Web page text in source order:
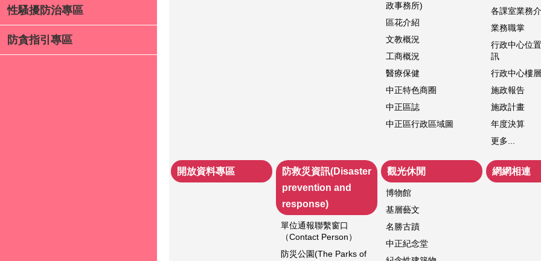
性騷擾防治專區
防貪指引專區
政事務所)
區花介紹
文教概況
工商概況
醫療保健
中正特色商圈
中正區誌
中正區行政區域圖
各課室業務
業務職掌
行政中心位
訊
行政中心樓
施政報告
施政計畫
年度決算
更多...
開放資料專區
防救災資訊(Disaster
prevention and
response)
單位通報聯繫窗口
（Contact Person）
防災公園(The Parks of
觀光休閒
博物館
基層藝文
名勝古蹟
中正紀念堂
網網相連